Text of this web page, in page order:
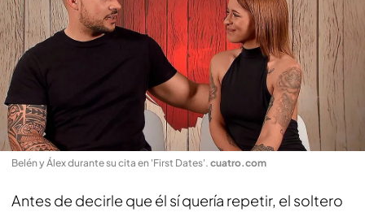
Belén y Álex durante su cita en 'First Dates'. cuatro.com
Antes de decirle que él sí quería repetir, el soltero